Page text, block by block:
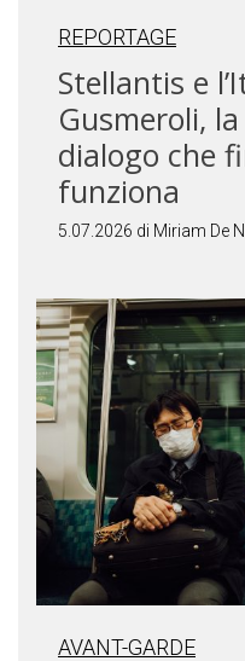
REPORTAGE
Stellantis e
Gusmeroli,
dialogo che
funziona
5.07.2026 di Miriam De
AVANT-GARDE